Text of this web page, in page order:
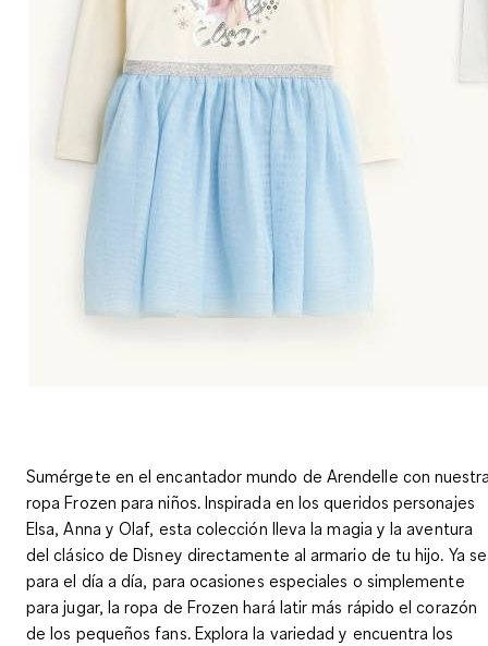
Sumérgete en el encantador mundo de Arendelle con
ropa Frozen para niños. Inspirada en los queridos personajes
Elsa, Anna y Olaf, esta colección lleva la magia y la aventura
del clásico de Disney directamente al armario de tu hijo. Ya
para el día a día, para ocasiones especiales o simplemente
para jugar, la ropa de Frozen hará latir más rápido el corazón
de los pequeños fans. Explora la variedad y encuentra los